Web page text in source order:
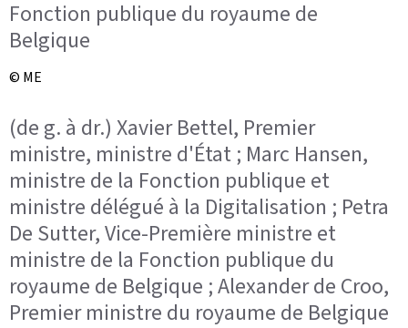
Fonction publique du royaume de
Belgique
© ME
(de g. à dr.) Xavier Bettel, Premier
ministre, ministre d'État ; Marc Hansen,
ministre de la Fonction publique et
ministre délégué à la Digitalisation ; Petra
De Sutter, Vice-Première ministre et
ministre de la Fonction publique du
royaume de Belgique ; Alexander de Croo,
Premier ministre du royaume de Belgique